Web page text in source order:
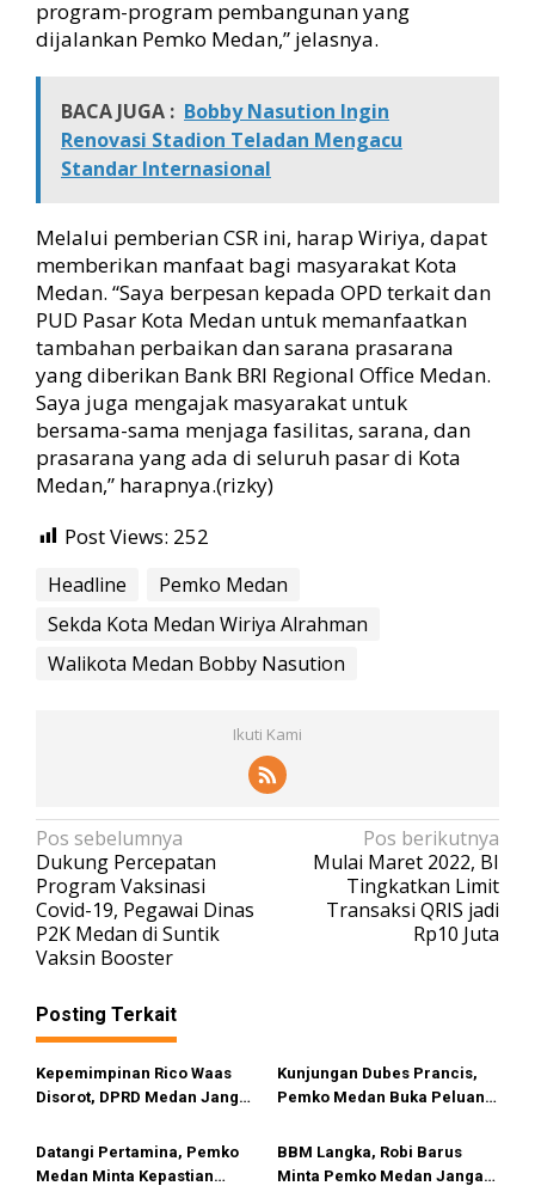
program-program pembangunan yang
dijalankan Pemko Medan,” jelasnya.
BACA JUGA : Bobby Nasution Ingin
Renovasi Stadion Teladan Mengacu
Standar Internasional
Melalui pemberian CSR ini, harap Wiriya, dapat
memberikan manfaat bagi masyarakat Kota
Medan. “Saya berpesan kepada OPD terkait dan
PUD Pasar Kota Medan untuk memanfaatkan
tambahan perbaikan dan sarana prasarana
yang diberikan Bank BRI Regional Office Medan.
Saya juga mengajak masyarakat untuk
bersama-sama menjaga fasilitas, sarana, dan
prasarana yang ada di seluruh pasar di Kota
Medan,” harapnya.(rizky)
Post Views: 252
Headline
Pemko Medan
Sekda Kota Medan Wiriya Alrahman
Walikota Medan Bobby Nasution
Ikuti Kami
N
a
v
i
g
a
s
i
p
o
s
Pos sebelumnya
Dukung Percepatan
Program Vaksinasi
Covid-19, Pegawai Dinas
P2K Medan di Suntik
Vaksin Booster
Pos berikutnya
Mulai Maret 2022, BI
Tingkatkan Limit
Transaksi QRIS jadi
Rp10 Juta
Posting Terkait
Kepemimpinan Rico Waas
Disorot, DPRD Medan Jangan
Kunjungan Dubes Prancis,
Pemko Medan Buka Peluang
Hingga Industri Kreatif
Datangi Pertamina, Pemko
Medan Minta Kepastian
BBM Langka, Robi Barus
Minta Pemko Medan Jangan